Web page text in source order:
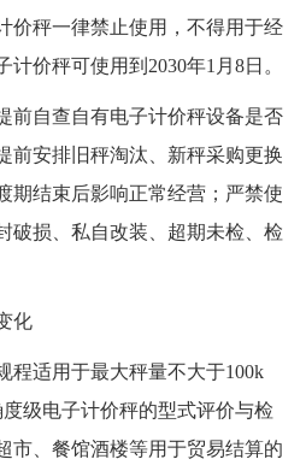
价秤一律禁止使用，不得用于经
价秤可使用到2030年1月8日。
前自查自有电子计价秤设备是否
前安排旧秤淘汰、新秤采购更换
期结束后影响正常经营；严禁使
破损、私自改装、超期未检、检
化
程适用于最大秤量不大于100k
级电子计价秤的型式评价与检
市、餐馆酒楼等用于贸易结算的